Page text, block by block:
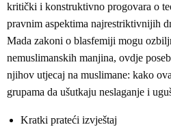
kritički i konstruktivno progovara o
pravnim aspektima najrestriktivnijih
Mada zakoni o blasfemiji mogu
nemuslimanskih manjina, ovdje
njihov utjecaj na muslimane: kako
grupama da ušutkaju neslaganje i
Kratki prateći izvještaj